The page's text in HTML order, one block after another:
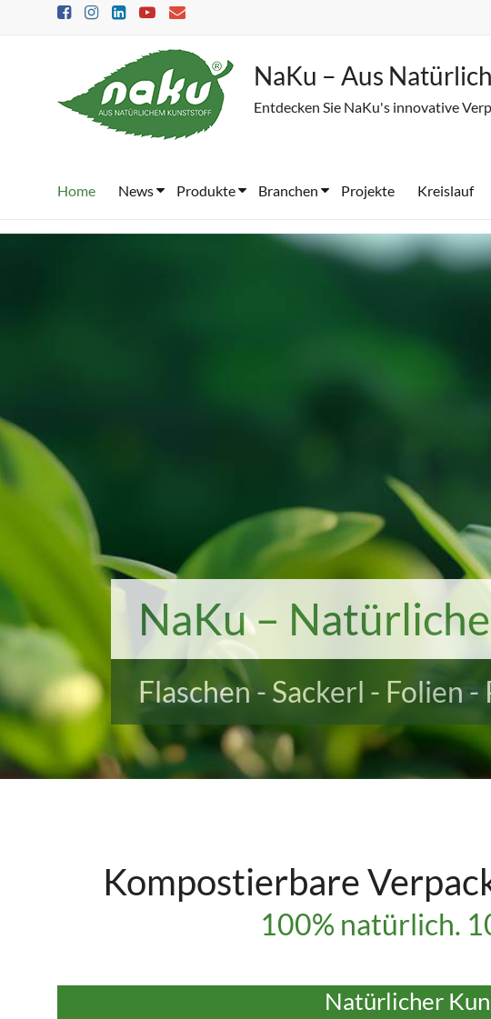
NaKu – Aus
Entdecken Sie NaKu's innovative
Home News Produkte Branchen Projekte Kreislauf
NaKu –
Flaschen - Sackerl -
Kompostierbare
100% natürlich.
Natürlicher